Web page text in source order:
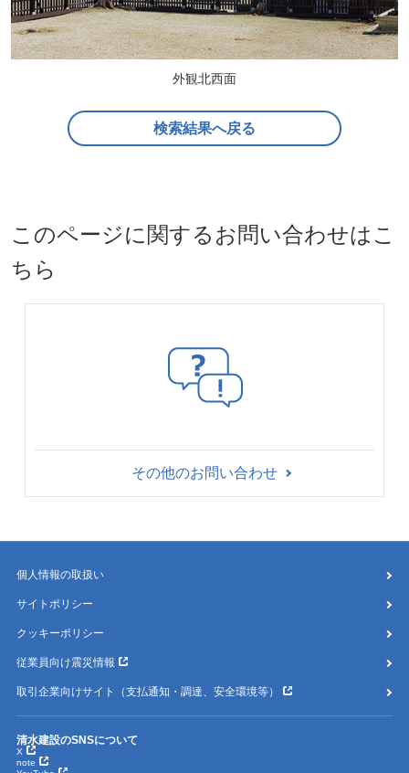
外観北西面
検索結果へ戻る
このページに関するお問い合わせはこ
ちら
その他のお問い合わせ
個人情報の取扱い
サイトポリシー
クッキーポリシー
従業員向け震災情報
取引企業向けサイト（支払通知・調達、安全環境等）
清水建設のSNSについて
X
note